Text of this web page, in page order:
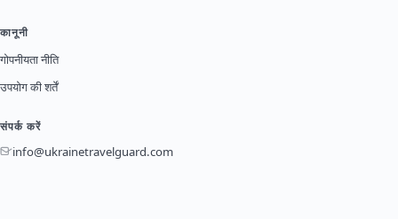
कानूनी
गोपनीयता नीति
उपयोग की शर्तें
संपर्क करें
info@ukrainetravelguard.com